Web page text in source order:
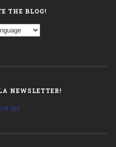
THE BLOG!
NEWSLETTER!
qui